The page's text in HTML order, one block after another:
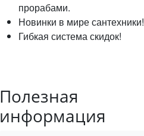
прорабами.
Новинки в мире сантехники!
Гибкая система скидок!
Полезная
информация